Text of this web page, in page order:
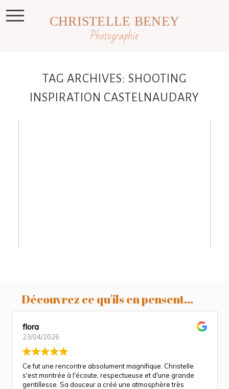
Photographie
CHRISTELLE BENEY
TAG ARCHIVES: SHOOTING
INSPIRATION CASTELNAUDARY
Découvrez ce qu'ils en pensent...
flora
23/04/2026
Ce fut une rencontre absolument magnifique. Christelle
s'est montrée à l'écoute, respectueuse et d'une grande
gentillesse. Sa douceur a créé une atmosphère très